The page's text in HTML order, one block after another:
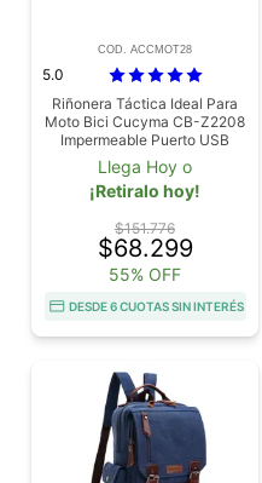
COD. ACCMOT28
5.0
Riñonera Táctica Ideal Para
Moto Bici Cucyma CB-Z2208
Impermeable Puerto USB
Múltiples Enganches y
Bolsillos
Llega Hoy o
¡Retiralo hoy!
$151.776
$68.299
55% OFF
DESDE 6 CUOTAS SIN INTERÉS